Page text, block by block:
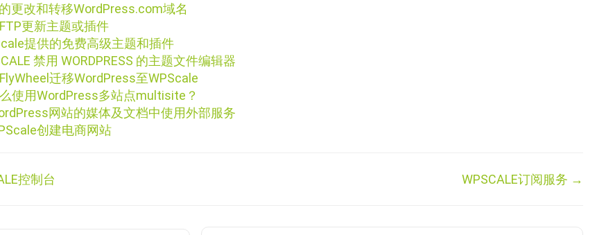
更改和转移WordPress.com域名
更新主题或插件
提供的免费高级主题和插件
禁用 WORDPRESS 的主题文件编辑器
迁移WordPress至WPScale
使用WordPress多站点multisite？
网站的媒体及文档中使用外部服务
创建电商网站
控制台 WPSCALE订阅服务 →